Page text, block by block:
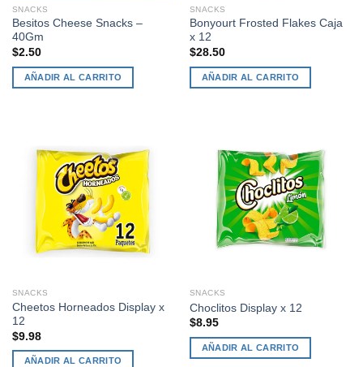
SNACKS
Besitos Cheese Snacks –
40Gm
$2.50
AÑADIR AL CARRITO
SNACKS
Bonyourt Frosted Flakes Caja
x 12
$28.50
AÑADIR AL CARRITO
SNACKS
Cheetos Horneados Display x
12
$9.98
AÑADIR AL CARRITO
SNACKS
Choclitos Display x 12
$8.95
AÑADIR AL CARRITO